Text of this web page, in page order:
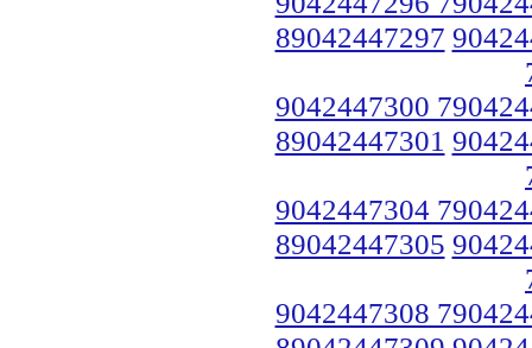
89042447297
9042447300
89042447301
9042447304
89042447305
9042447308